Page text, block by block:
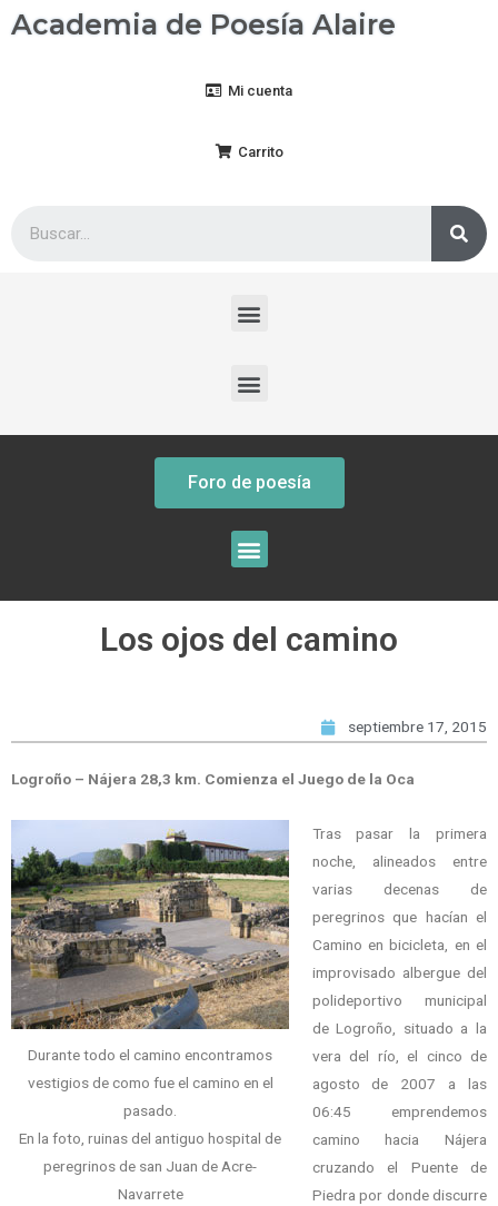
Academia de Poesía Alaire
Mi cuenta
Carrito
Foro de poesía
Los ojos del camino
septiembre 17, 2015
Logroño – Nájera 28,3 km. Comienza el Juego de la Oca
Durante todo el camino encontramos
vestigios de como fue el camino en el
pasado.
En la foto, ruinas del antiguo hospital de
peregrinos de san Juan de Acre-
Navarrete
Tras pasar la primera
noche, alineados entre
varias decenas de
peregrinos que hacían el
Camino en bicicleta, en el
improvisado albergue del
polideportivo municipal
de Logroño, situado a la
vera del río, el cinco de
agosto de 2007 a las
06:45 emprendemos
camino hacia Nájera
cruzando el Puente de
Piedra por donde discurre